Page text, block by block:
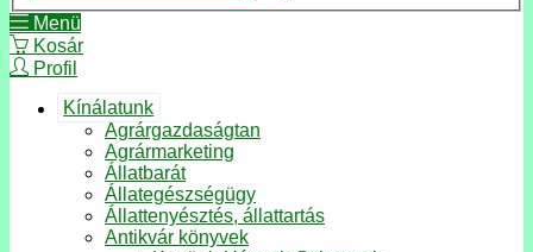
Menü
Kosár
Profil
Kínálatunk
Agrárgazdaságtan
Agrármarketing
Állatbarát
Állategészségügy
Állattenyésztés, állattartás
Antikvár könyvek